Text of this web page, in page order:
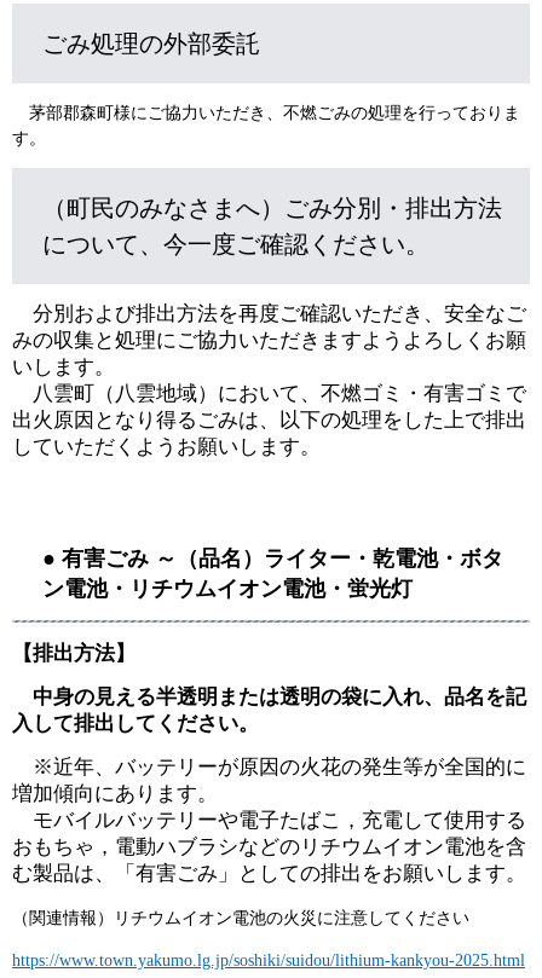
ごみ処理の外部委託
茅部郡森町様にご協力いただき、不燃ごみの処理を行っておりま
す。
（町民のみなさまへ）ごみ分別・排出方法
について、今一度ご確認ください。
分別および排出方法を再度ご確認いただき、安全なご
みの収集と処理にご協力いただきますようよろしくお願
いします。
八雲町（八雲地域）において、不燃ゴミ・有害ゴミで
出火原因となり得るごみは、以下の処理をした上で排出
していただくようお願いします。
● 有害ごみ ～（品名）ライター・乾電池・ボタ
ン電池・リチウムイオン電池・蛍光灯
【排出方法】
中身の見える半透明または透明の袋に入れ、品名を記
入して排出してください。
※近年、バッテリーが原因の火花の発生等が全国的に
増加傾向にあります。
モバイルバッテリーや電子たばこ，充電して使用する
おもちゃ，電動ハブラシなどのリチウムイオン電池を含
む製品は、「有害ごみ」としての排出をお願いします。
（関連情報）リチウムイオン電池の火災に注意してください​
https://www.town.yakumo.lg.jp/soshiki/suidou/lithium-kankyou-2025.html​